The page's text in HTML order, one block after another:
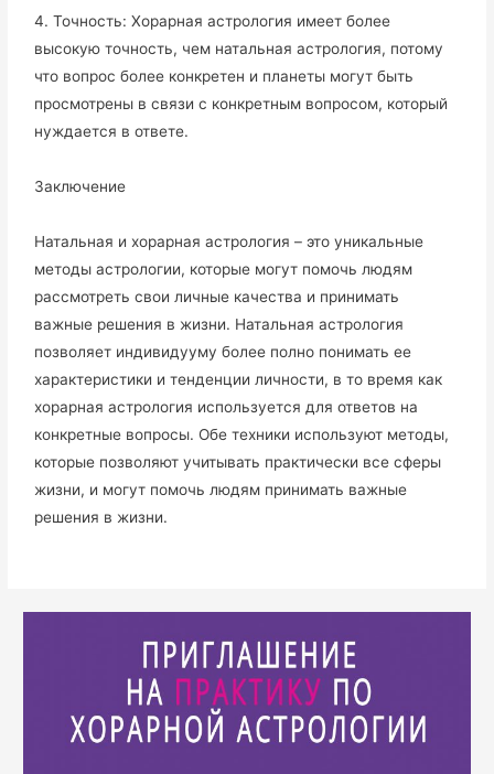
4. Точность: Хорарная астрология имеет более
высокую точность, чем натальная астрология, потому
что вопрос более конкретен и планеты могут быть
просмотрены в связи с конкретным вопросом, который
нуждается в ответе.
Заключение
Натальная и хорарная астрология – это уникальные
методы астрологии, которые могут помочь людям
рассмотреть свои личные качества и принимать
важные решения в жизни. Натальная астрология
позволяет индивидууму более полно понимать ее
характеристики и тенденции личности, в то время как
хорарная астрология используется для ответов на
конкретные вопросы. Обе техники используют методы,
которые позволяют учитывать практически все сферы
жизни, и могут помочь людям принимать важные
решения в жизни.